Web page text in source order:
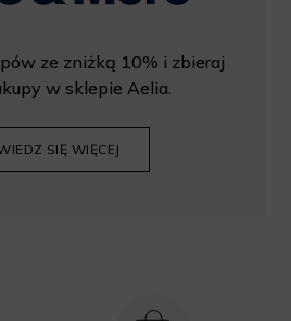
ze zniżką 10% i zbieraj
w sklepie Aelia.
SIĘ WIĘCEJ